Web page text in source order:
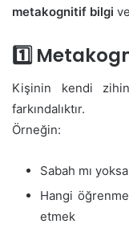
metakognitif bilgi ve
1️⃣
Kişinin kendi
farkındalıktır.
Örneğin:
Sabah mı
Hangi
etmek